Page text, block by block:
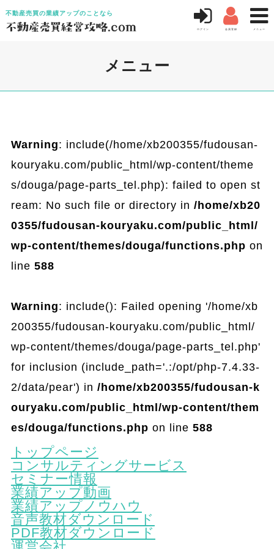
不動産売買の業績アップのことなら 
ログイン

会員登録

メニュー
メニュー
Warning: include(/home/xb200355/fudousan-
kouryaku.com/public_html/wp-content/theme
s/douga/page-parts_tel.php): failed to open st
ream: No such file or directory in /home/xb20
0355/fudousan-kouryaku.com/public_html/
wp-content/themes/douga/functions.php on
line 588
Warning: include(): Failed opening '/home/xb
200355/fudousan-kouryaku.com/public_html/
wp-content/themes/douga/page-parts_tel.php'
for inclusion (include_path='.:/opt/php-7.4.33-
2/data/pear') in /home/xb200355/fudousan-k
ouryaku.com/public_html/wp-content/them
es/douga/functions.php on line 588
トップページ
コンサルティングサービス
セミナー情報
業績アップ動画
業績アップノウハウ
音声教材ダウンロード
PDF教材ダウンロード